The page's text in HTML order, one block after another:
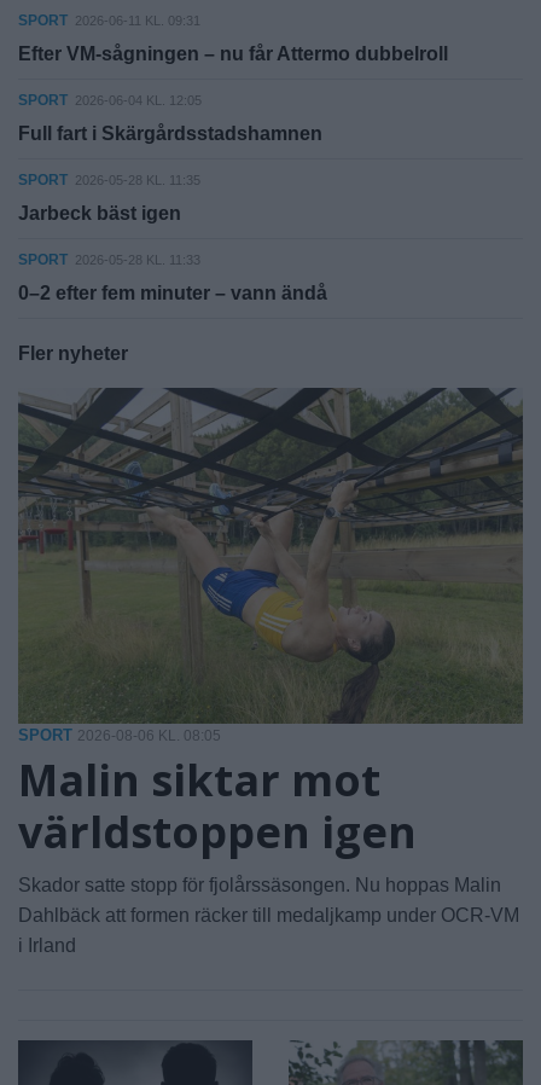
SPORT 2026-06-11 KL. 09:31
Efter VM-sågningen – nu får Attermo dubbelroll
SPORT 2026-06-04 KL. 12:05
Full fart i Skärgårdsstadshamnen
SPORT 2026-05-28 KL. 11:35
Jarbeck bäst igen
SPORT 2026-05-28 KL. 11:33
0–2 efter fem minuter – vann ändå
Fler nyheter
SPORT 2026-08-06 KL. 08:05
Malin siktar mot
världstoppen igen
Skador satte stopp för fjolårssäsongen. Nu hoppas Malin
Dahlbäck att formen räcker till medaljkamp under OCR-VM
i Irland